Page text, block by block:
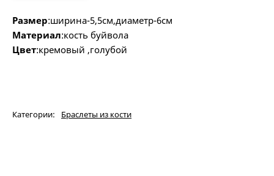
Размер:ширина-5,5см,диаметр-6см
Материал:кость буйвола
Цвет:кремовый ,голубой
Категории: Браслеты из кости